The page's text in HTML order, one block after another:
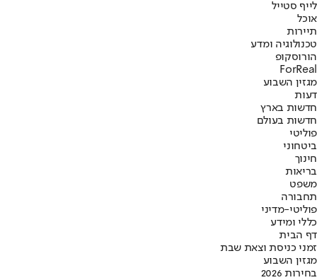
לייף סטייל
אוכל
תיירות
טכנולוגיה ומדע
הורוסקופ
ForReal
מגזין השבוע
דעות
חדשות בארץ
חדשות בעולם
פוליטי
ביטחוני
חינוך
בריאות
משפט
תחבורה
פוליטי-מדיני
כללי ומידע
דף הבית
זמני כניסת וצאת שבת
מגזין השבוע
בחירות 2026